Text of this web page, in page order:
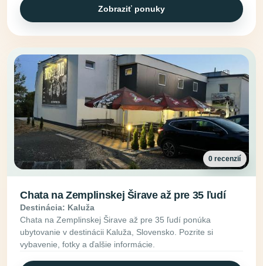
Zobraziť ponuky
0 recenzií
Chata na Zemplinskej Širave až pre 35 ľudí
Destinácia: Kaluža
Chata na Zemplinskej Širave až pre 35 ľudí ponúka
ubytovanie v destinácii Kaluža, Slovensko. Pozrite si
vybavenie, fotky a ďalšie informácie.